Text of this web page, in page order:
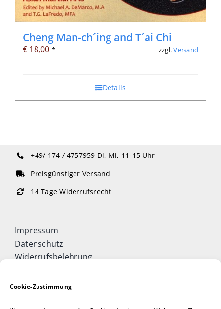
Cookie-Zustimmung
Cheng Man-ch´ing and T´ai Chi
€ 18,00 * zzgl.Versand
Details
+49/ 174 / 4757959 Di, Mi, 11-15 Uhr
Preisgünstiger Versand
14 Tage Widerrufsrecht
Impressum
Datenschutz
Widerrufsbelehrung
Allgemeine Geschäftsbedingungen